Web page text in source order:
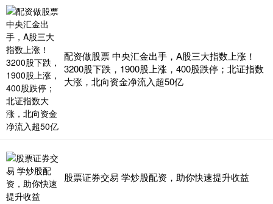
配资做股票 中央汇金出手，A股三大指数上涨！
3200股下跌，1900股上涨，400股跌停；北证指数
大涨，北向资金净流入超50亿
股票证券交易 学炒股配资，助你快速提升收益